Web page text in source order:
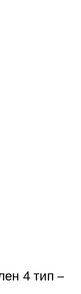
4 тип –